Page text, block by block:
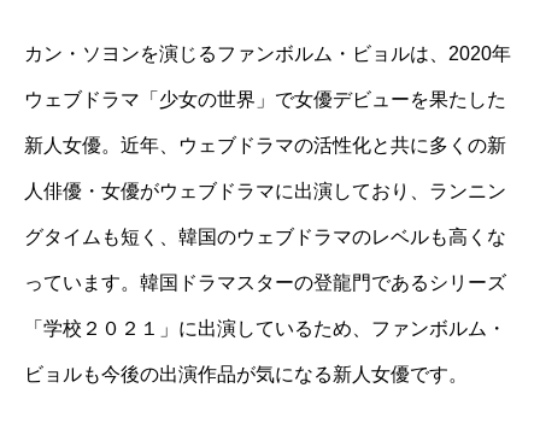
カン・ソヨンを演じるファンボルム・ビョルは、2020年
ウェブドラマ「少女の世界」で女優デビューを果たした
新人女優。近年、ウェブドラマの活性化と共に多くの新
人俳優・女優がウェブドラマに出演しており、ランニン
グタイムも短く、韓国のウェブドラマのレベルも高くな
っています。韓国ドラマスターの登龍門であるシリーズ
「学校２０２１」に出演しているため、ファンボルム・
ビョルも今後の出演作品が気になる新人女優です。